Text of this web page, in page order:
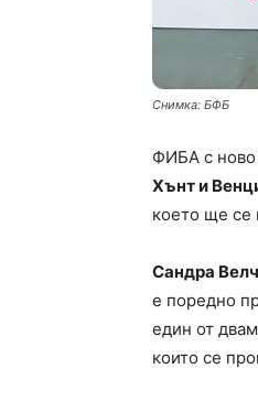
Снимка: БФБ
ФИБА с ново
Хънт и
което ще се
Сандра
е поредно
един от
които се